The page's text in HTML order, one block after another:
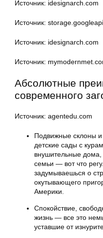
Источник: idesignarch.com
Источник:
Источник: idesignarch.com
Источник:
Абсолютные
современного
Источник: agentedu.com
Подвижные склоны
детские сады с
внушительные
семьи — вот что
задумываешься о
окутывающего
Америки.
Спокойствие,
жизнь — все это
уставшие от